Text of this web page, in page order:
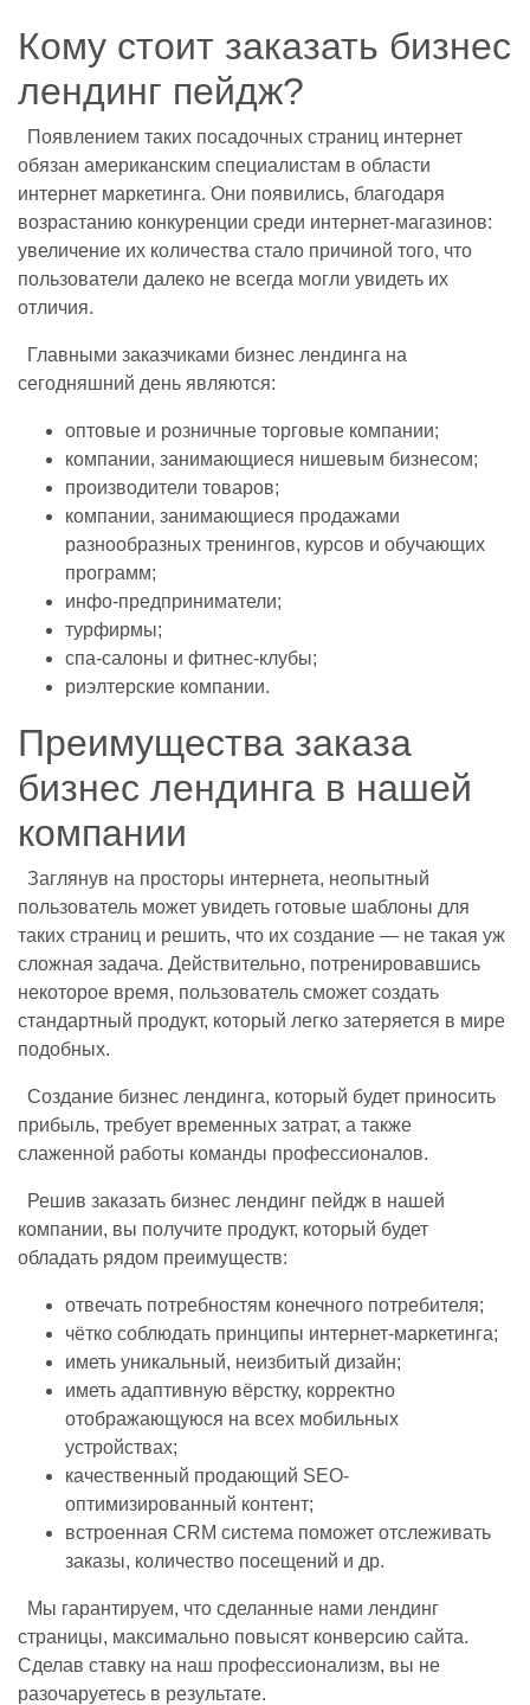
Кому стоит заказать бизнес
лендинг пейдж?
Появлением таких посадочных страниц интернет
обязан американским специалистам в области
интернет маркетинга. Они появились, благодаря
возрастанию конкуренции среди интернет-магазинов:
увеличение их количества стало причиной того, что
пользователи далеко не всегда могли увидеть их
отличия.
Главными заказчиками бизнес лендинга на
сегодняшний день являются:
оптовые и розничные торговые компании;
компании, занимающиеся нишевым бизнесом;
производители товаров;
компании, занимающиеся продажами
разнообразных тренингов, курсов и обучающих
программ;
инфо-предприниматели;
турфирмы;
спа-салоны и фитнес-клубы;
риэлтерские компании.
Преимущества заказа
бизнес лендинга в нашей
компании
Заглянув на просторы интернета, неопытный
пользователь может увидеть готовые шаблоны для
таких страниц и решить, что их создание — не такая уж
сложная задача. Действительно, потренировавшись
некоторое время, пользователь сможет создать
стандартный продукт, который легко затеряется в мире
подобных.
Создание бизнес лендинга, который будет приносить
прибыль, требует временных затрат, а также
слаженной работы команды профессионалов.
Решив заказать бизнес лендинг пейдж в нашей
компании, вы получите продукт, который будет
обладать рядом преимуществ:
отвечать потребностям конечного потребителя;
чётко соблюдать принципы интернет-маркетинга;
иметь уникальный, неизбитый дизайн;
иметь адаптивную вёрстку, корректно
отображающуюся на всех мобильных
устройствах;
качественный продающий SEO-
оптимизированный контент;
встроенная CRM система поможет отслеживать
заказы, количество посещений и др.
Мы гарантируем, что сделанные нами лендинг
страницы, максимально повысят конверсию сайта.
Сделав ставку на наш профессионализм, вы не
разочаруетесь в результате.